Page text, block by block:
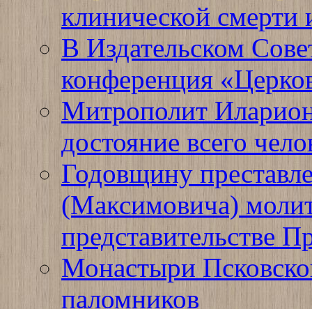
клинической смерти
В Издательском
конференция
Митрополит
достояние всего
Годовщину
(Максимовича)
представительстве
Монастыри
паломников